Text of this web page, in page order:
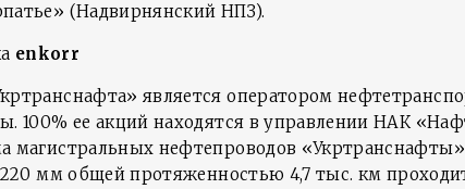
(Надвирнянский НПЗ).
enkorr
является оператором
100% ее акций находятся в управлении НАК
магистральных нефтепроводов
мм общей протяженностью 4,7 тыс. км